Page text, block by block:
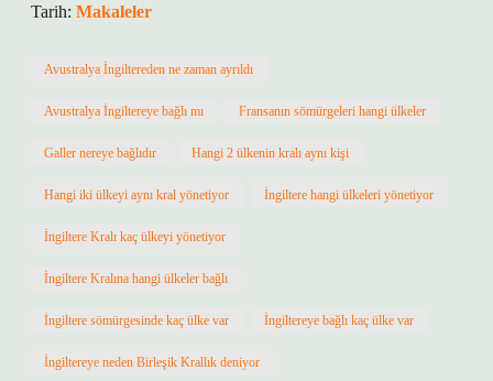
Tarih: Makaleler
Avustralya İngiltereden ne zaman ayrıldı
Avustralya İngiltereye bağlı mı Fransanın sömürgeleri hangi ülkeler
Galler nereye bağlıdır Hangi 2 ülkenin kralı aynı kişi
Hangi iki ülkeyi aynı kral yönetiyor İngiltere hangi ülkeleri yönetiyor
İngiltere Kralı kaç ülkeyi yönetiyor
İngiltere Kralına hangi ülkeler bağlı
İngiltere sömürgesinde kaç ülke var İngiltereye bağlı kaç ülke var
İngiltereye neden Birleşik Krallık deniyor